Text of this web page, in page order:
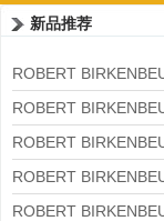
新品推荐
ROBERT
8APE225M-4-IE3
ROBERT
8APE180L-4 IE3
ROBERT
8APE160M-6 IE3
ROBERT
8APE160L-4-IE3
ROBERT